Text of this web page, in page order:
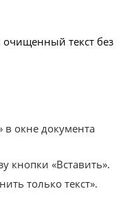
очищенный текст без
в окне документа
кнопки «Вставить».
только текст».